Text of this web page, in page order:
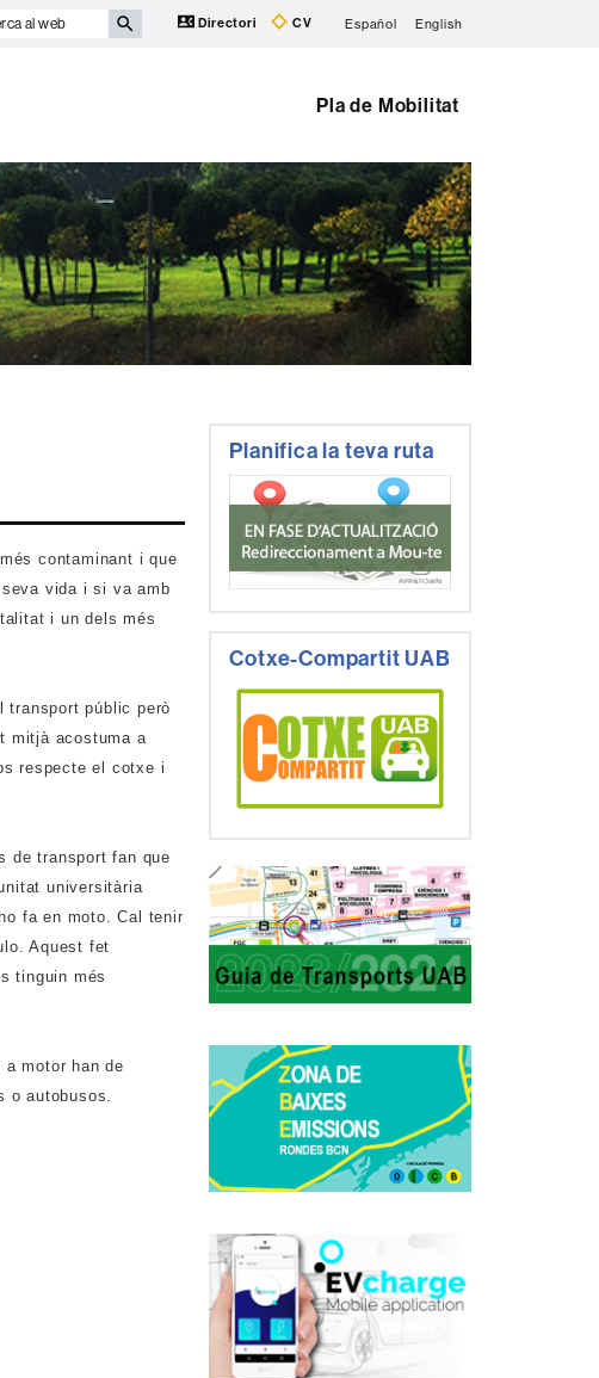
Directori CV Español English
Pla de Mobilitat
contaminant i que
vida i si va amb
i un dels més
transport públic però
mitjà acostuma a
respecte el cotxe i
de transport fan que
universitària
fa en moto. Cal tenir
Aquest fet
tinguin més
motor han de
autobusos.
Informació
complementària
Planifica la teva ruta
Cotxe-Compartit UAB